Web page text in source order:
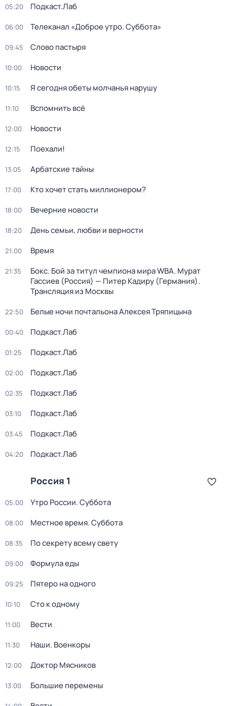
05:20 Подкаст.Лаб
06:00 Телеканал «Доброе утро. Суббота»
09:45 Слово пастыря
10:00 Новости
10:15 Я сегодня обеты молчанья нарушу
11:10 Вспомнить всё
12:00 Новости
12:15 Поехали!
13:05 Арбатские тайны
17:00 Кто хочет стать миллионером?
18:00 Вечерние новости
18:20 День семьи, любви и верности
21:00 Время
21:35
Бокс. Бой за титул чемпиона мира WBA. Мурат
Гассиев (Россия) — Питер Кадиру (Германия).
Трансляция из Москвы
22:50 Белые ночи почтальона Алексея Тряпицына
00:40 Подкаст.Лаб
01:25 Подкаст.Лаб
02:00 Подкаст.Лаб
02:35 Подкаст.Лаб
03:10 Подкаст.Лаб
03:45 Подкаст.Лаб
04:20 Подкаст.Лаб
Россия 1
05:00 Утро России. Суббота
08:00 Местное время. Суббота
08:35 По секрету всему свету
09:00 Формула еды
09:25 Пятеро на одного
10:10 Сто к одному
11:00 Вести
11:30 Наши. Военкоры
12:00 Доктор Мясников
13:00 Большие перемены